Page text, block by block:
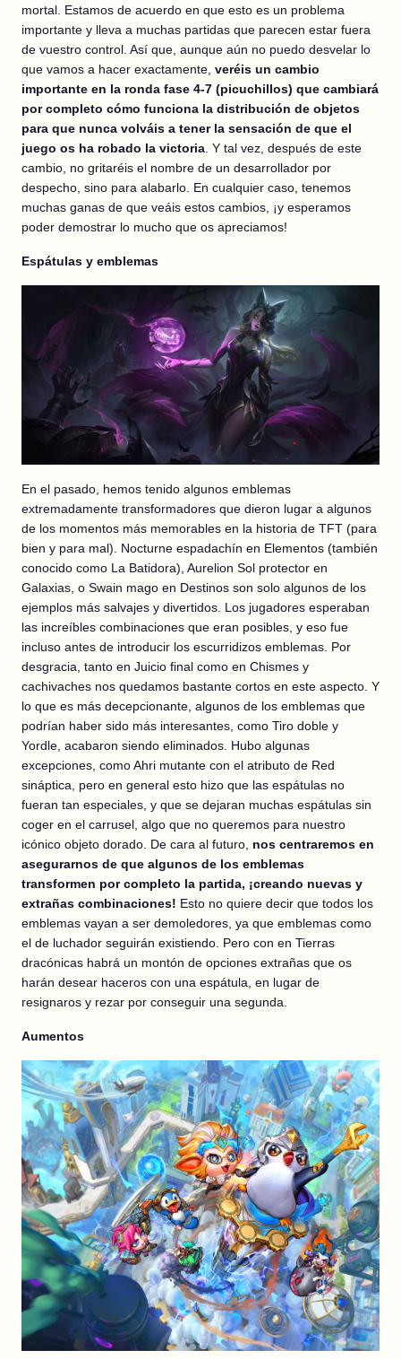
mortal. Estamos de acuerdo en que esto es un problema
importante y lleva a muchas partidas que parecen estar fuera
de vuestro control. Así que, aunque aún no puedo desvelar lo
que vamos a hacer exactamente, veréis un cambio
importante en la ronda fase 4-7 (picuchillos) que cambiará
por completo cómo funciona la distribución de objetos
para que nunca volváis a tener la sensación de que el
juego os ha robado la victoria. Y tal vez, después de este
cambio, no gritaréis el nombre de un desarrollador por
despecho, sino para alabarlo. En cualquier caso, tenemos
muchas ganas de que veáis estos cambios, ¡y esperamos
poder demostrar lo mucho que os apreciamos!
Espátulas y emblemas
En el pasado, hemos tenido algunos emblemas
extremadamente transformadores que dieron lugar a algunos
de los momentos más memorables en la historia de TFT (para
bien y para mal). Nocturne espadachín en Elementos (también
conocido como La Batidora), Aurelion Sol protector en
Galaxias, o Swain mago en Destinos son solo algunos de los
ejemplos más salvajes y divertidos. Los jugadores esperaban
las increíbles combinaciones que eran posibles, y eso fue
incluso antes de introducir los escurridizos emblemas. Por
desgracia, tanto en Juicio final como en Chismes y
cachivaches nos quedamos bastante cortos en este aspecto. Y
lo que es más decepcionante, algunos de los emblemas que
podrían haber sido más interesantes, como Tiro doble y
Yordle, acabaron siendo eliminados. Hubo algunas
excepciones, como Ahri mutante con el atributo de Red
sináptica, pero en general esto hizo que las espátulas no
fueran tan especiales, y que se dejaran muchas espátulas sin
coger en el carrusel, algo que no queremos para nuestro
icónico objeto dorado. De cara al futuro, nos centraremos en
asegurarnos de que algunos de los emblemas
transformen por completo la partida, ¡creando nuevas y
extrañas combinaciones! Esto no quiere decir que todos los
emblemas vayan a ser demoledores, ya que emblemas como
el de luchador seguirán existiendo. Pero con en Tierras
dracónicas habrá un montón de opciones extrañas que os
harán desear haceros con una espátula, en lugar de
resignaros y rezar por conseguir una segunda.
Aumentos